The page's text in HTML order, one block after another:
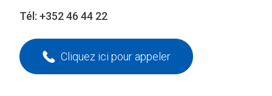
Tél: +352 46 44 22
Cliquez ici pour appeler